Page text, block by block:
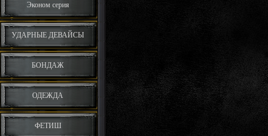
Эконом серия
УДАРНЫЕ ДЕВАЙСЫ
БОНДАЖ
ОДЕЖДА
ФЕТИШ